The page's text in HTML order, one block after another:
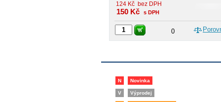
124 Kč bez DPH
150 Kč s DPH
0
N Novinka
V Výprodej